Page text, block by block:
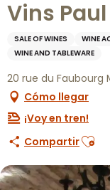
Vins
SALE OF WINES WINE
WINE AND TABLEWARE
20 rue du Faubourg
Cómo llegar
¡Voy en tren!
Compartir